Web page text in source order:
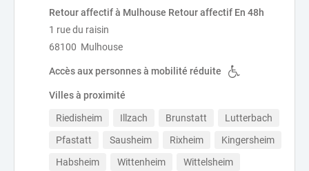
Retour affectif à Mulhouse Retour affectif En 48h
1 rue du raisin
68100 Mulhouse
Accès aux personnes à mobilité réduite
Villes à proximité
Riedisheim Illzach Brunstatt
Lutterbach
Pfastatt
Sausheim Rixheim
Kingersheim
Habsheim
Wittenheim
Wittelsheim